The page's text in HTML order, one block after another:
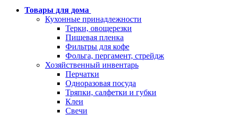
Товары для дома
Кухонные принадлежности
Терки, овощерезки
Пищевая пленка
Фильтры для кофе
Фольга, пергамент, стрейдж
Хозяйственный инвентарь
Перчатки
Одноразовая посуда
Тряпки, салфетки и губки
Клеи
Свечи